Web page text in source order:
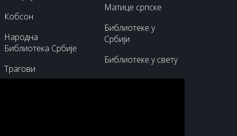
Кобсон
Народна
Библиотека Србије
Трагови
Матице српске
Библиотеке у
Србији
Библиотеке у свету